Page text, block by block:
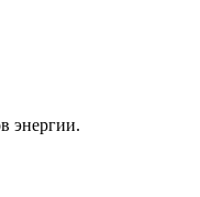
энергии.